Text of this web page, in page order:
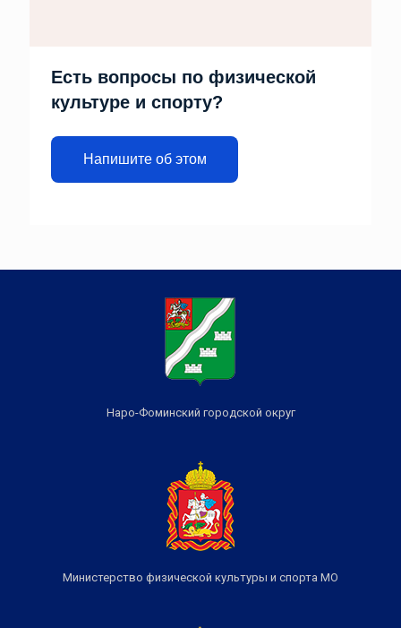
Есть вопросы по физической
культуре и спорту?
Напишите об этом
Наро-Фоминский городской округ
Министерство физической культуры и спорта МО